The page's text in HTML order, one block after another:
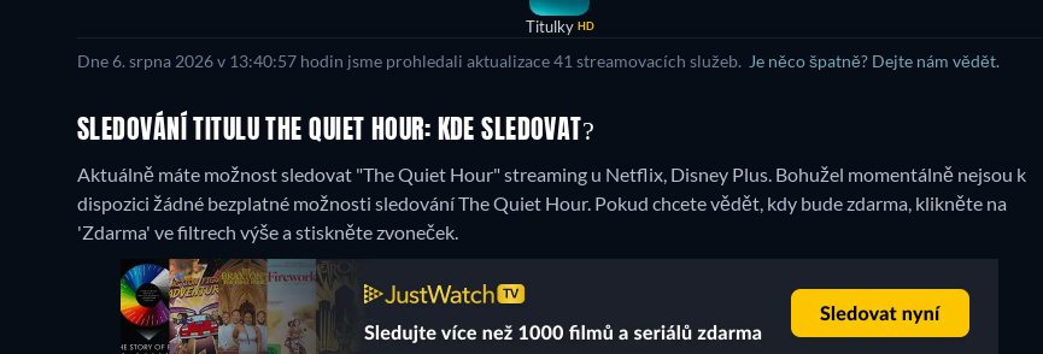
Titulky HD
Dne 6. srpna 2026 v 13:40:57 hodin jsme prohledali aktualizace 41 streamovacích služeb. Je něco špatně? Dejte nám vědět.
SLEDOVÁNÍ TITULU THE QUIET HOUR: KDE SLEDOVAT?
Aktuálně máte možnost sledovat "The Quiet Hour" streaming u Netflix, Disney Plus. Bohužel momentálně nejsou k
dispozici žádné bezplatné možnosti sledování The Quiet Hour. Pokud chcete vědět, kdy bude zdarma, klikněte na
'Zdarma' ve filtrech výše a stiskněte zvoneček.